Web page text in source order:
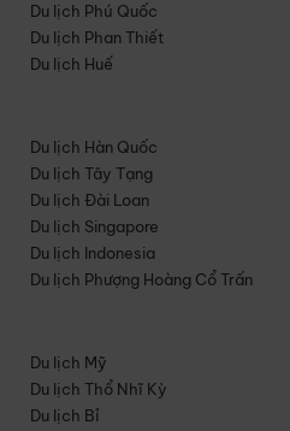
Du lịch Phú Quốc
Du lịch Phan Thiết
Du lịch Huế
Du lịch Hàn Quốc
Du lịch Tây Tạng
Du lịch Đài Loan
Du lịch Singapore
Du lịch Indonesia
Du lịch Phượng Hoàng Cổ Trấn
Du lịch Mỹ
Du lịch Thổ Nhĩ Kỳ
Du lịch Bỉ